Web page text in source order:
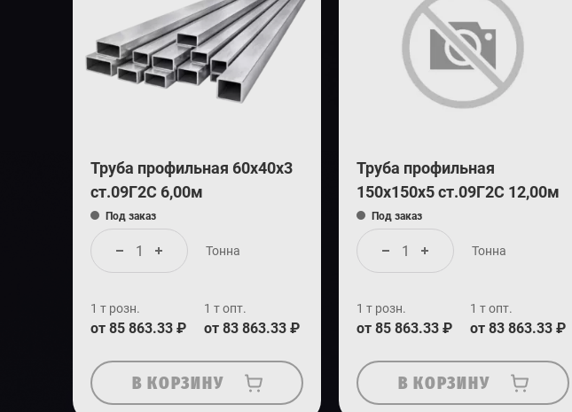
Труба профильная 60х40х3
ст.09Г2С 6,00м
Под заказ
Тонна
1 т розн.
от 85 863.33 ₽
1 т опт.
от 83 863.33 ₽
В КОРЗИНУ
Труба профильная
150х150х5 ст.09Г2С 12,00м
Под заказ
Тонна
1 т розн.
от 85 863.33 ₽
1 т опт.
от 83 863.33 ₽
В КОРЗИНУ